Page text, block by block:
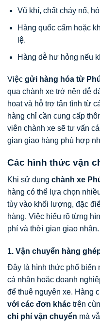
Vũ khí, chất cháy nổ,
Hàng quốc cấm hoặc
lệ.
Hàng dễ hư hỏng nếu
Việc gửi hàng hóa từ
qua chành xe trở nên dễ
hoạt và hỗ trợ tận tình từ
hàng chỉ cần cung cấp
viên chành xe sẽ tư vấn
gian giao hàng phù hợp
Các hình thức vận
Khi sử dụng chành xe
hàng có thể lựa chọn
tùy vào khối lượng, đặc
hàng. Việc hiểu rõ từng
phí và thời gian giao nhận.
1. Vận chuyển hàng
Đây là hình thức phổ biến
cá nhân hoặc doanh
để thuê nguyên xe. Hàng
với các đơn khác trên
chi phí vận chuyển mà